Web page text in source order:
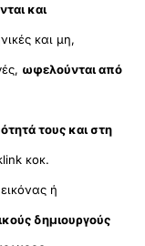
και
και μη,
ωφελούνται από
τους και στη
κοκ.
ή
δημιουργούς